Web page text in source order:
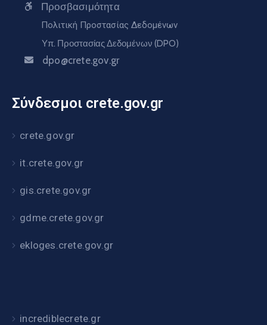
Προσβασιμότητα
Πολιτική Προστασίας Δεδομένων
Υπ. Προστασίας Δεδομένων (DPO)
dpo@crete.gov.gr
Σύνδεσμοι crete.gov.gr
crete.gov.gr
it.crete.gov.gr
gis.crete.gov.gr
gdme.crete.gov.gr
ekloges.crete.gov.gr
incrediblecrete.gr